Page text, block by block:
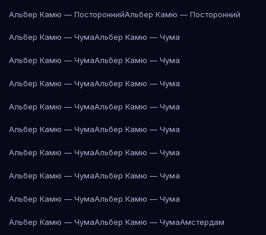
Альбер Камю — ПостороннийАльбер Камю — Посторонний
Альбер Камю — ЧумаАльбер Камю — Чума
Альбер Камю — ЧумаАльбер Камю — Чума
Альбер Камю — ЧумаАльбер Камю — Чума
Альбер Камю — ЧумаАльбер Камю — Чума
Альбер Камю — ЧумаАльбер Камю — Чума
Альбер Камю — ЧумаАльбер Камю — Чума
Альбер Камю — ЧумаАльбер Камю — Чума
Альбер Камю — ЧумаАльбер Камю — Чума
Альбер Камю — ЧумаАльбер Камю — ЧумаАмстердам